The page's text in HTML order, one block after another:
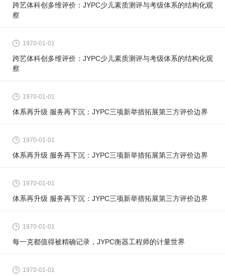
跨艺体科创多维评价：JYPC少儿素质测评与考级体系的结构化观
察
1970-01-01
跨艺体科创多维评价：JYPC少儿素质测评与考级体系的结构化观
察
1970-01-01
体系再升级 服务再下沉：JYPC三项新举措拓展第三方评价边界
1970-01-01
体系再升级 服务再下沉：JYPC三项新举措拓展第三方评价边界
1970-01-01
体系再升级 服务再下沉：JYPC三项新举措拓展第三方评价边界
1970-01-01
每一克都值得被精确记录，JYPC衡器工程师的计量世界
1970-01-01